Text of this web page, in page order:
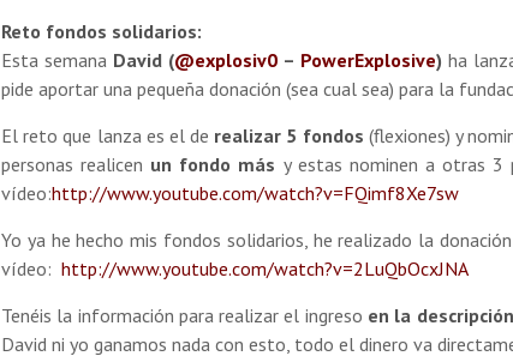
Reto fondos solidarios:
Esta semana David (@explosiv0 – PowerExplosive) ha
pide aportar una pequeña donación (sea cual sea) para la
El reto que lanza es el de realizar 5 fondos (flexiones) y
personas realicen un fondo más y estas nominen a otras 3
vídeo:http://www.youtube.com/watch?v=FQimf8Xe7sw
Yo ya he hecho mis fondos solidarios, he realizado la
vídeo: http://www.youtube.com/watch?v=2LuQbOcxJNA
Tenéis la información para realizar el ingreso en la
David ni yo ganamos nada con esto, todo el dinero va